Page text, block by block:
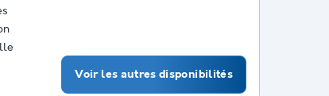
Voir les autres disponibilités